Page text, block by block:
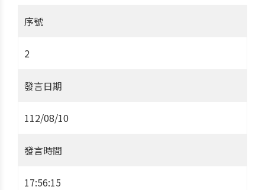
序號
2
發言日期
112/08/10
發言時間
17:56:15